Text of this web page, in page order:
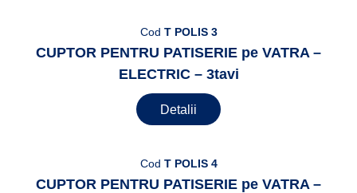
Cod T POLIS 3
CUPTOR PENTRU PATISERIE pe VATRA –
ELECTRIC – 3tavi
Detalii
Cod T POLIS 4
CUPTOR PENTRU PATISERIE pe VATRA –